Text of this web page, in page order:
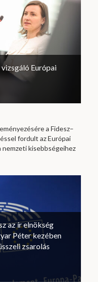
Európai
a Fidesz–
fordult az Európai
nemzeti kisebbségeihez
az ír elnökség
Péter kezében
zsarolás